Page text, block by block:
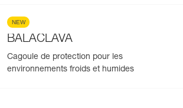
NEW
BALACLAVA
Cagoule de protection pour les
environnements froids et humides